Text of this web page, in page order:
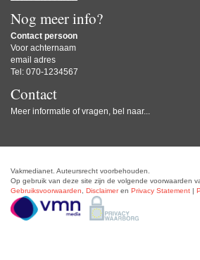
Nog meer info?
Contact persoon
Voor achternaam
email adres
Tel: 070-1234567
Contact
Meer informatie of vragen, bel naar...
Vakmedianet. Auteursrecht voorbehouden.
Op gebruik van deze site zijn de volgende voorwaarden
Gebruiksvoorwaarden
Disclaimeren Privacy Statement |